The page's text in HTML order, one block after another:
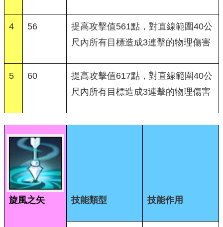
4 56
提高攻擊值561點，對直線範圍40公
尺內所有目標造成3連擊的物理傷害
5 60
提高攻擊值617點，對直線範圍40公
尺內所有目標造成3連擊的物理傷害
旋風之矢 技能類型 技能作用